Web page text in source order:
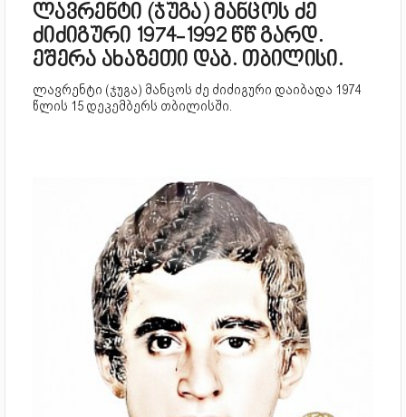
ლავრენტი (ჯუგა) მანცოს ძე
ძიძიგური 1974-1992 წწ გარდ.
ეშერა ახაზეთი დაბ. თბილისი.
ლავრენტი (ჯუგა) მანცოს ძე ძიძიგური დაიბადა 1974
წლის 15 დეკემბერს თბილისში.